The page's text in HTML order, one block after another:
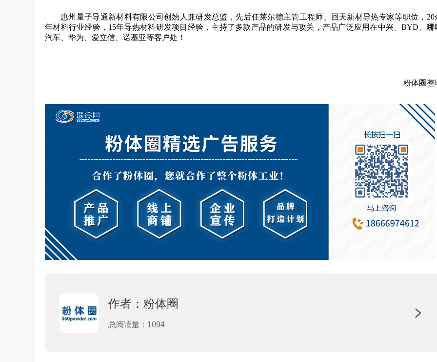
惠州量子导通新材料有限公司创始人兼研发总监，先后任莱尔德主管工程师、回天新材导热专家等职位，20
年材料行业经验，15年导热材料研发项目经验，主持了多款产品的研发与攻关，产品广泛应用在中兴、BYD、哪
汽车、华为、爱立信、诺基亚等客户处！
粉体圈整
作者：粉体圈
总阅读量：1094